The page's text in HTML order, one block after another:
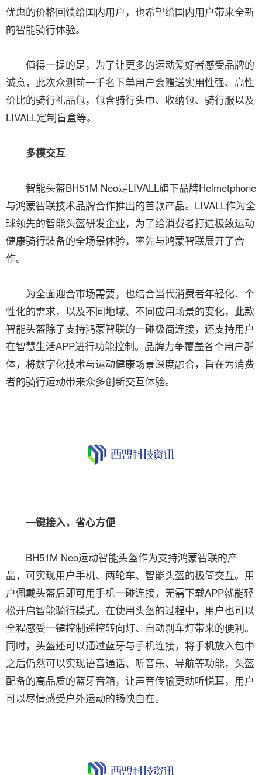
优惠的价格回馈给国内用户，也希望给国内用户带来全新
的智能骑行体验。
值得一提的是，为了让更多的运动爱好者感受品牌的
诚意，此次众测前一千名下单用户会赠送实用性强、高性
价比的骑行礼品包，包含骑行头巾、收纳包、骑行服以及
LIVALL定制盲盒等。
多模交互
智能头盔BH51M Neo是LIVALL旗下品牌Helmetphone
与鸿蒙智联技术品牌合作推出的首款产品。LIVALL作为全
球领先的智能头盔研发企业，为了给消费者打造极致运动
健康骑行装备的全场景体验，率先与鸿蒙智联展开了合
作。
为全面迎合市场需要，也结合当代消费者年轻化、个
性化的需求，以及不同地域、不同应用场景的变化，此款
智能头盔除了支持鸿蒙智联的一碰极简连接，还支持用户
在智慧生活APP进行功能控制。品牌力争覆盖各个用户群
体，将数字化技术与运动健康场景深度融合，旨在为消费
者的骑行运动带来众多创新交互体验。
一键接入，省心方便
BH51M Neo运动智能头盔作为支持鸿蒙智联的产
品，可实现用户手机、两轮车、智能头盔的极简交互。用
户佩戴头盔后即可用手机一碰连接，无需下载APP就能轻
松开启智能骑行模式。在使用头盔的过程中，用户也可以
全程感受一键控制遥控转向灯、自动刹车灯带来的便利。
同时，头盔还可以通过蓝牙与手机连接，将手机放入包中
之后仍然可以实现语音通话、听音乐、导航等功能，头盔
配备的高品质的蓝牙音箱，让声音传输更动听悦耳，用户
可以尽情感受户外运动的畅快自在。